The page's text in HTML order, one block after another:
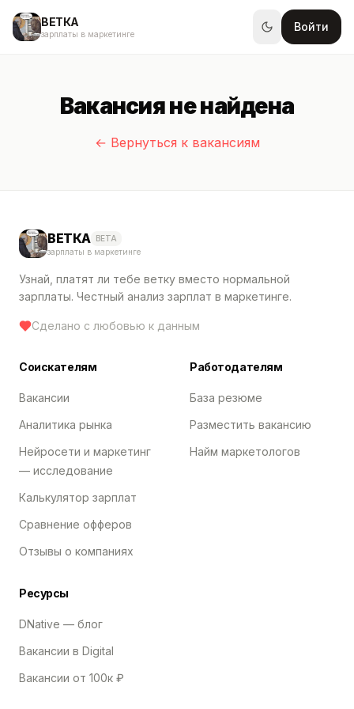
ВЕТКА
зарплаты в маркетинге
Войти
Вакансия не найдена
← Вернуться к вакансиям
ВЕТКА BETA
зарплаты в маркетинге
Узнай, платят ли тебе ветку вместо нормальной
зарплаты. Честный анализ зарплат в маркетинге.
Сделано с любовью к данным
Соискателям
Вакансии
Аналитика рынка
Нейросети и маркетинг
— исследование
Калькулятор зарплат
Сравнение офферов
Отзывы о компаниях
Работодателям
База резюме
Разместить вакансию
Найм маркетологов
Ресурсы
DNative — блог
Вакансии в Digital
Вакансии от 100к ₽